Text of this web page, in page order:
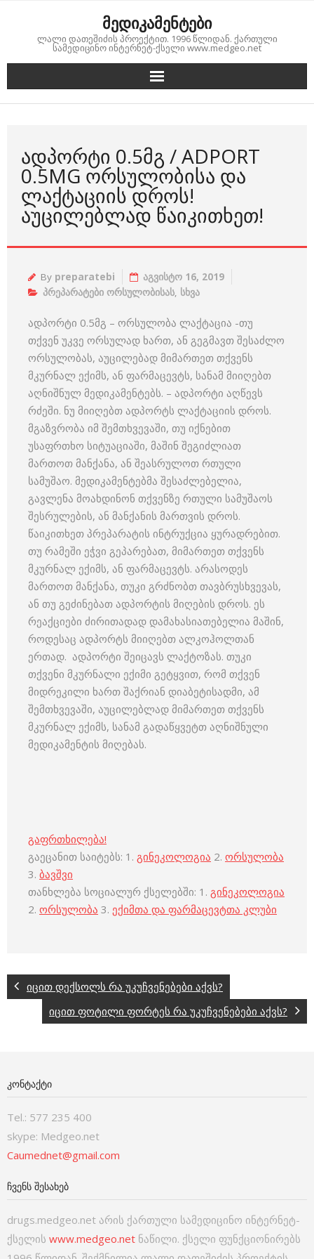
მედიკამენტები
ლალი დათეშიძის პროექტით. 1996 წლიდან. ქართული
სამედიცინო ინტერნეტ-ქსელი www.medgeo.net
ᲐᲓᲞᲝᲠᲢᲘ 0.5ᲛᲒ / ADPORT
0.5MG ᲝᲠᲡᲣᲚᲝᲑᲘᲡᲐ ᲓᲐ
ᲚᲐᲥᲢᲐᲪᲘᲘᲡ ᲓᲠᲝᲡ!
ᲐᲣᲪᲘᲚᲔᲑᲚᲐᲓ ᲬᲐᲘᲙᲘᲗᲮᲔᲗ!
By preparatebi
აგვისტო 16, 2019
პრეპარატები ორსულობისას, სხვა
ადპორტი 0.5მგ – ორსულობა ლაქტაცია -თუ
თქვენ უკვე ორსულად ხართ, ან გეგმავთ შესაძლო
ორსულობას, აუცილებად მიმართეთ თქვენს
მკურნალ ექიმს, ან ფარმაცევტს, სანამ მიიღებთ
აღნიშნულ მედიკამენტებს. – ადპორტი აღწევს
რძეში. ნუ მიიღებთ ადპორტს ლაქტაციის დროს.
მგაზვრობა იმ შემთხვევაში, თუ იქნებით
უსაფრთხო სიტუაციაში, მაშინ შეგიძლიათ
მართოთ მანქანა, ან შეასრულოთ რთული
სამუშაო. მედიკამენტებმა შესაძლებელია,
გავლენა მოახდინონ თქვენზე რთული სამუშაოს
შესრულების, ან მანქანის მართვის დროს.
წაიკითხეთ პრეპარატის ინტრუქცია ყურადრებით.
თუ რამეში ეჭვი გეპარებათ, მიმართეთ თქვენს
მკურნალ ექიმს, ან ფარმაცევტს. არასოდეს
მართოთ მანქანა, თუკი გრძნობთ თავბრუსხვევას,
ან თუ გეძინებათ ადპორტის მიღების დროს. ეს
რეაქციები ძირითადად დამახასიათებელია მაშინ,
როდესაც ადპორტს მიიღებთ ალკოჰოლთან
ერთად. ადპორტი შეიცავს ლაქტოზას. თუკი
თქვენი მკურნალი ექიმი გეტყვით, რომ თქვენ
მიდრეკილი ხართ შაქრიან დიაბეტისადმი, ამ
შემთხვევაში, აუცილებლად მიმართეთ თქვენს
მკურნალ ექიმს, სანამ გადაწყვეტთ აღნიშნული
მედიკამენტის მიღებას.
გაფრთხილება!
გაეცანით საიტებს: 1. გინეკოლოგია 2. ორსულობა
3. ბავშვი
თანხლება სოციალურ ქსელებში: 1. გინეკოლოგია
2. ორსულობა 3. ექიმთა და ფარმაცევტთა კლუბი
იცით დექსოლს რა უკუჩვენებები აქვს?
იცით ფოტილი ფორტეს რა უკუჩვენებები აქვს?
ᲙᲝᲜᲢᲐᲥᲢᲘ
Tel.: 577 235 400
skype: Medgeo.net
Caumednet@gmail.com
ᲩᲕᲔᲜᲡ ᲨᲔᲡᲐᲮᲔᲑ
drugs.medgeo.net არის ქართული სამედიცინო ინტერნეტ-
ქსელის www.medgeo.net ნაწილი. ქსელი ფუნქციონირებს